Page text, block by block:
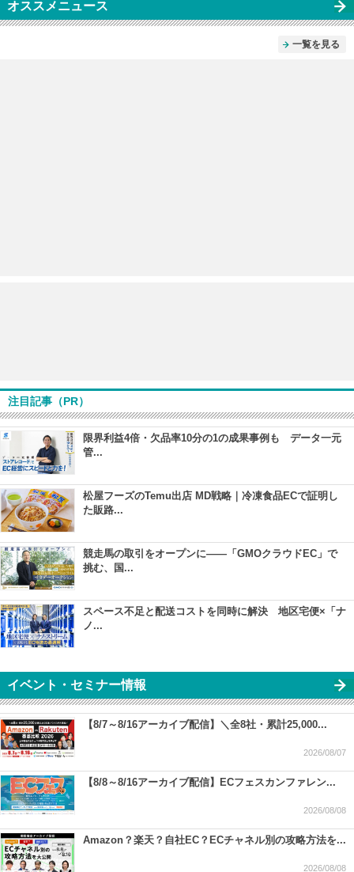
オススメニュース
一覧を見る
注目記事（PR）
限界利益4倍・欠品率10分の1の成果事例も データ一元
管...
松屋フーズのTemu出店 MD戦略｜冷凍食品ECで証明し
た販路...
競走馬の取引をオープンに――「GMOクラウドEC」で
挑む、国...
スペース不足と配送コストを同時に解決 地区宅便×「ナ
ノ...
イベント・セミナー情報
【8/7～8/16アーカイブ配信】＼全8社・累計25,000...
2026/08/07
【8/8～8/16アーカイブ配信】ECフェスカンファレン...
2026/08/08
Amazon？楽天？自社EC？ECチャネル別の攻略方法を...
2026/08/08